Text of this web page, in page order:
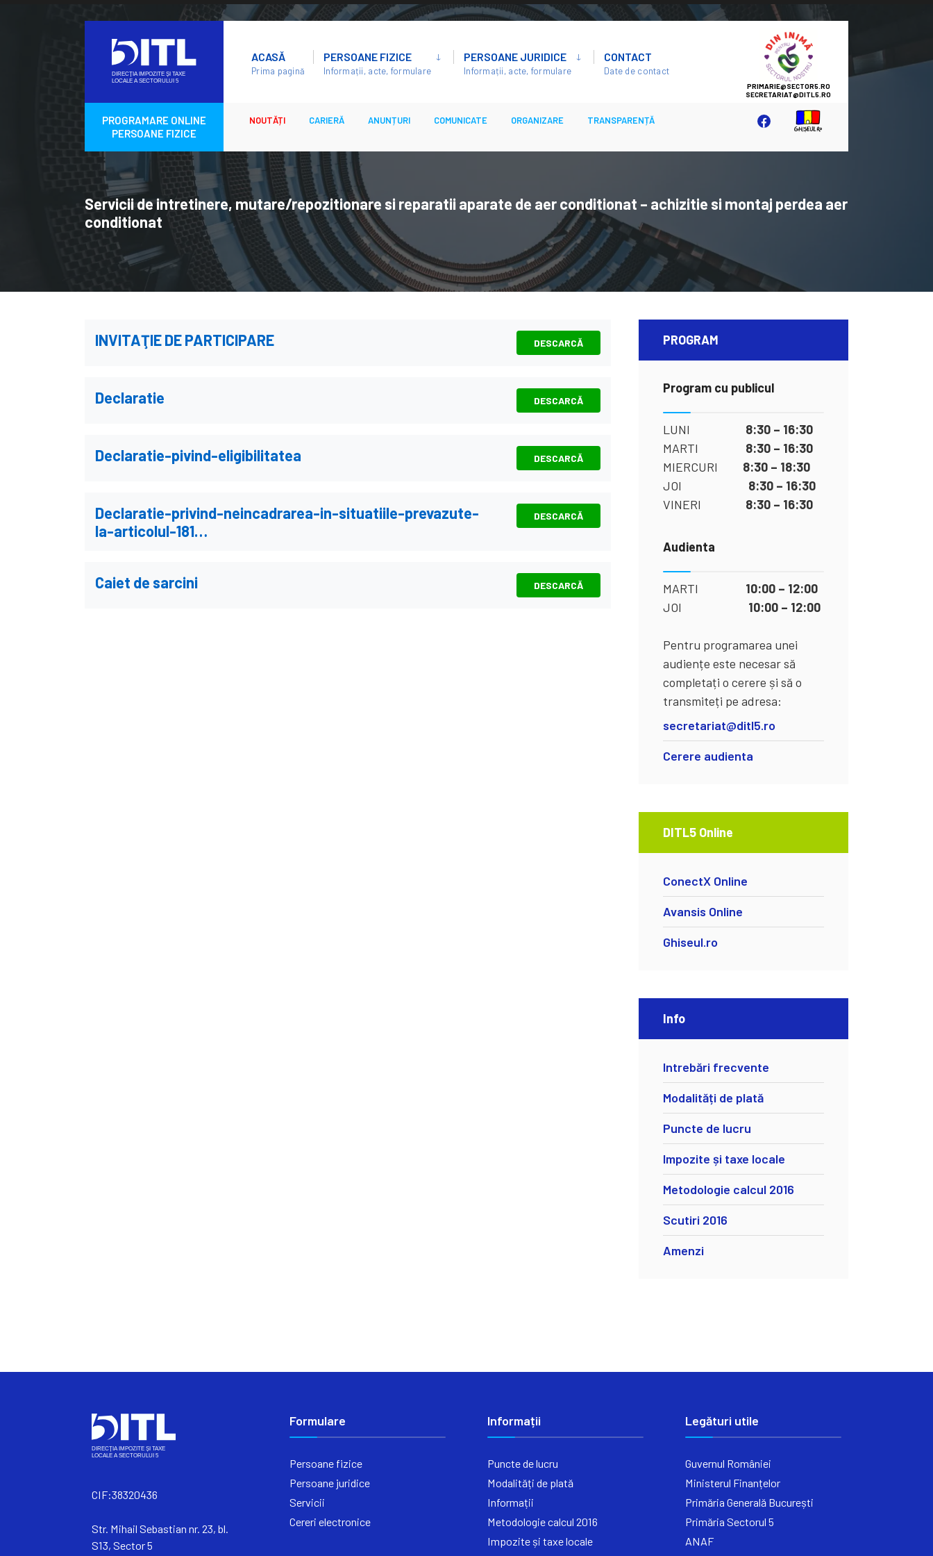
content
ACASĂ
Prima pagină
PERSOANE FIZICE
Informații, acte, formulare
PERSOANE JURIDICE
Informații, acte, formulare
CONTACT
Date de contact
SECTOR
5
PROGRAMARE ONLINE
PERSOANE FIZICE
NOUTĂȚI CARIERĂ ANUNȚURI COMUNICATE ORGANIZARE TRANSPARENȚĂ
Servicii de intretinere, mutare/repozitionare si reparatii aparate de aer conditionat – achizitie si montaj perdea aer
conditionat
INVITAŢIE DE PARTICIPARE DESCARCĂ
Declaratie DESCARCĂ
Declaratie-pivind-eligibilitatea DESCARCĂ
Declaratie-privind-neincadrarea-in-situatiile-prevazute-
la-articolul-181…
DESCARCĂ
Caiet de sarcini DESCARCĂ
PROGRAM
Program cu publicul
LUNI 8:30 – 16:30
MARTI 8:30 – 16:30
MIERCURI 8:30 – 18:30
JOI 8:30 – 16:30
VINERI 8:30 – 16:30
Audienta
MARTI 10:00 – 12:00
JOI 10:00 – 12:00
Pentru programarea unei
audiențe este necesar să
completați o cerere și să o
transmiteți pe adresa:
secretariat@ditl5.ro
Cerere audienta
DITL5 Online
ConectX Online
Avansis Online
Ghiseul.ro
Info
Intrebări frecvente
Modalități de plată
Puncte de lucru
Impozite și taxe locale
Metodologie calcul 2016
Scutiri 2016
Amenzi
CIF:38320436
Str. Mihail Sebastian nr. 23, bl.
S13, Sector 5
Formulare
Persoane fizice
Persoane juridice
Servicii
Cereri electronice
Informații
Puncte de lucru
Modalități de plată
Informații
Metodologie calcul 2016
Impozite și taxe locale
Legături utile
Guvernul României
Ministerul Finanțelor
Primăria Generală București
Primăria Sectorul 5
ANAF